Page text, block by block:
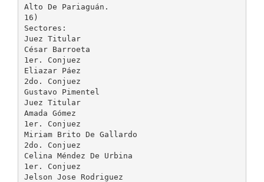
Alto De Pariaguán.
16)
Sectores:
Juez Titular
César Barroeta
1er. Conjuez
Eliazar Páez
2do. Conjuez
Gustavo Pimentel
Juez Titular
Amada Gómez
1er. Conjuez
Miriam Brito De Gallardo
2do. Conjuez
Celina Méndez De Urbina
1er. Conjuez
Jelson Jose Rodriguez